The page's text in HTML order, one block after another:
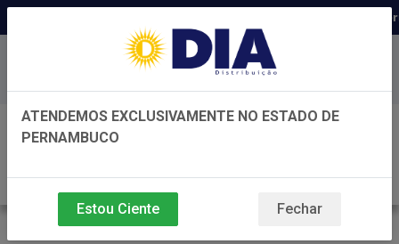
Distribuidora há 22 anos em
Baixe já nosso APP
ATENDEMOS EXCLUSIVAMENTE NO ESTADO DE
PERNAMBUCO
Estou Ciente Fechar